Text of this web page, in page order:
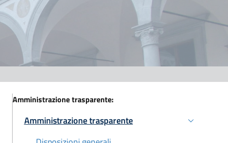
Amministrazione trasparente:
Amministrazione trasparente
Attivo